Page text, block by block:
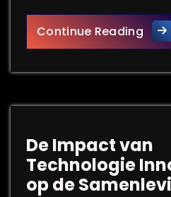
Continue ReadingDe
De Impact van
Technologie
op de